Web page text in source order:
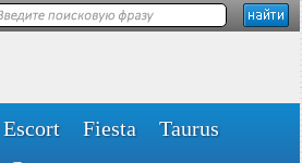
Escort Fiesta
Taurus